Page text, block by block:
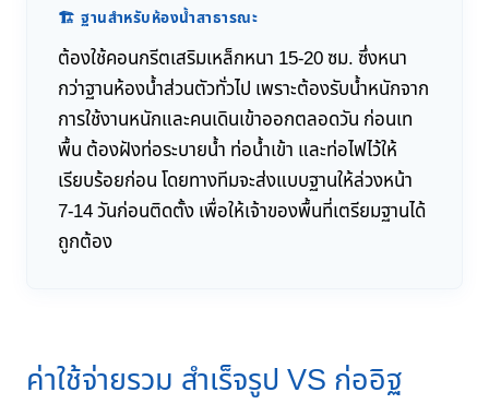
🏗️ ฐานสำหรับห้องน้ำสาธารณะ
ต้องใช้คอนกรีตเสริมเหล็กหนา 15-20 ซม. ซึ่งหนา
กว่าฐานห้องน้ำส่วนตัวทั่วไป เพราะต้องรับน้ำหนักจาก
การใช้งานหนักและคนเดินเข้าออกตลอดวัน ก่อนเท
พื้น ต้องฝังท่อระบายน้ำ ท่อน้ำเข้า และท่อไฟไว้ให้
เรียบร้อยก่อน โดยทางทีมจะส่งแบบฐานให้ล่วงหน้า
7-14 วันก่อนติดตั้ง เพื่อให้เจ้าของพื้นที่เตรียมฐานได้
ถูกต้อง
ค่าใช้จ่ายรวม สำเร็จรูป VS ก่ออิฐ